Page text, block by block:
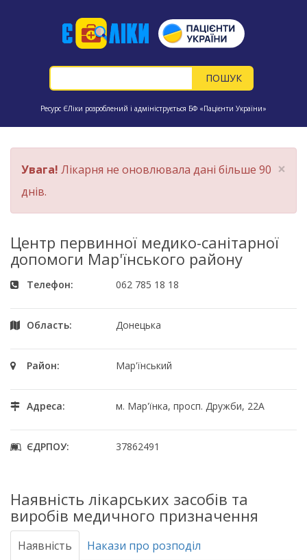
Ресурс ЄЛіки розроблений і адмініструється БФ «Пацієнти України»
×
Увага! Лікарня не оновлювала дані більше 90
днів.
Центр первинної медико-санітарної
допомоги Мар'їнського району
Телефон: 062 785 18 18
Область: Донецька
Район: Мар'їнський
Адреса: м. Мар'їнка, просп. Дружби, 22А
ЄДРПОУ: 37862491
Наявність лікарських засобів та
виробів медичного призначення
Наявність Накази про розподіл